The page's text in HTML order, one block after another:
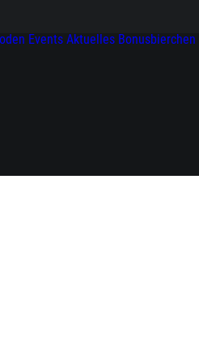
Events Aktuelles Bonusbierchen